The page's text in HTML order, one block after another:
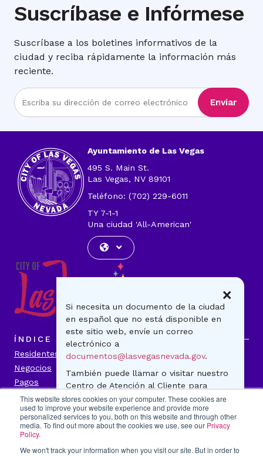
This website stores cookies on your computer. These cookies are
used to improve your website experience and provide more
personalized services to you, both on this website and through other
media. To find out more about the cookies we use, see our Privacy
Policy.
We won't track your information when you visit our site. But in order to
Suscríbase e Infórmese
Suscríbase a los boletines informativos de la
ciudad y reciba rápidamente la información más
reciente.
Ingrese
la
correo
electrónico
Enviar
Ayuntamiento de Las Vegas
495 S. Main St.
Las Vegas, NV 89101
Teléfono: (702) 229-6011
TY 7-1-1
Una ciudad 'All-American'
ÍNDICE
Residentes
Visitantes
Negocios
Pagos
Noticias
Contáctenos
INFORMACIÓN DE LA CIUDAD
Transparencia
Política de Privacidad
Accesibilidad
Contáctenos
Si necesita un documento de la ciudad
en español que no está disponible en
este sitio web, envíe un correo
electrónico a
documentos@lasvegasnevada.gov.
También puede llamar o visitar nuestro
Centro de Atención al Cliente para
preguntas generales o para realizar un
pago. ¡Estamos para ayudarle!
500 S. Main Street
7:30 a.m. - 5:30 p.m.
×